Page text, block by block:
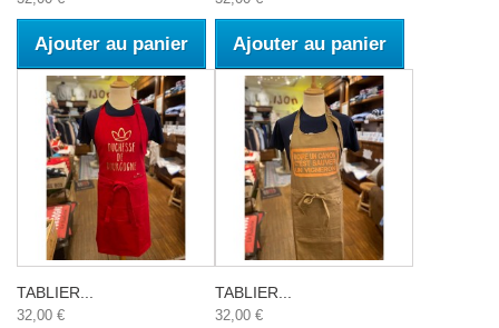
Ajouter au panier Ajouter au panier
TABLIER...
32,00 €
TABLIER...
32,00 €